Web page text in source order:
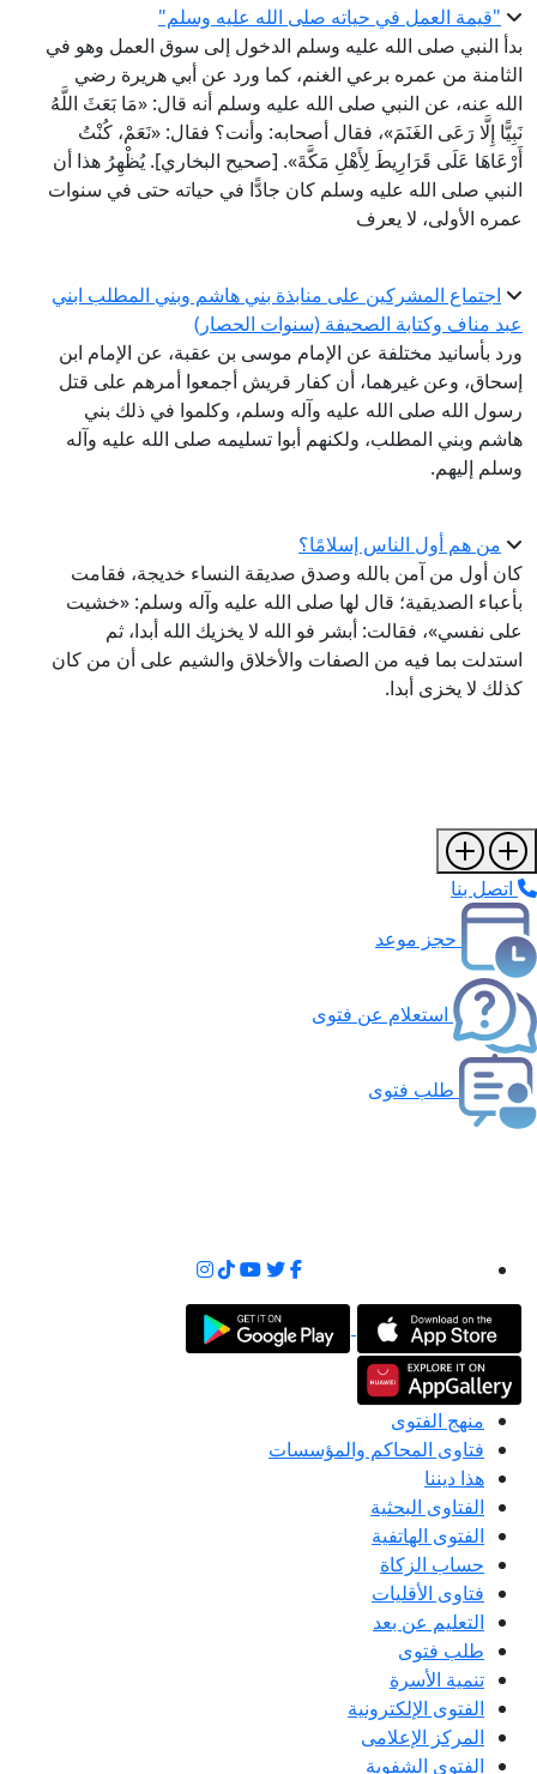
"قيمة العمل في حياته صلى الله عليه وسلم"
بدأ النبي صلى الله عليه وسلم الدخول إلى سوق العمل وهو في
الثامنة من عمره برعي الغنم، كما ورد عن أبي هريرة رضي
الله عنه، عن النبي صلى الله عليه وسلم أنه قال: «مَا بَعَثَ اللَّهُ
نَبِيًّا إِلَّا رَعَى الغَنَمَ»، فقال أصحابه: وأنت؟ فقال: «نَعَمْ، كُنْتُ
أَرْعَاهَا عَلَى قَرَارِيطَ لِأَهْلِ مَكَّةَ». [صحيح البخاري]. يُظْهِرُ هذا أن
النبي صلى الله عليه وسلم كان جادًّا في حياته حتى في سنوات
عمره الأولى، لا يعرف
اجتماع المشركين على منابذة بني هاشم وبني المطلب ابني
عبد مناف وكتابة الصحيفة (سنوات الحصار)
ورد بأسانيد مختلفة عن الإمام موسى بن عقبة، عن الإمام ابن
إسحاق، وعن غيرهما، أن كفار قريش أجمعوا أمرهم على قتل
رسول الله صلى الله عليه وآله وسلم، وكلموا في ذلك بني
هاشم وبني المطلب، ولكنهم أبوا تسليمه صلى الله عليه وآله
وسلم إليهم.
من هم أول الناس إسلامًا؟
كان أول من آمن بالله وصدق صديقة النساء خديجة، فقامت
بأعباء الصديقية؛ قال لها صلى الله عليه وآله وسلم: «خشيت
على نفسي»، فقالت: أبشر فو الله لا يخزيك الله أبدا، ثم
استدلت بما فيه من الصفات والأخلاق والشيم على أن من كان
كذلك لا يخزى أبدا.
اتصل بنا
حجز موعد
استعلام عن فتوى
طلب فتوى
منهج الفتوى
فتاوى المحاكم والمؤسسات
هذا ديننا
الفتاوى البحثية
الفتوى الهاتفية
حساب الزكاة
فتاوى الأقليات
التعليم عن بعد
طلب فتوى
تنمية الأسرة
الفتوى الإلكترونية
المركز الإعلامى
الفتوى الشفوية